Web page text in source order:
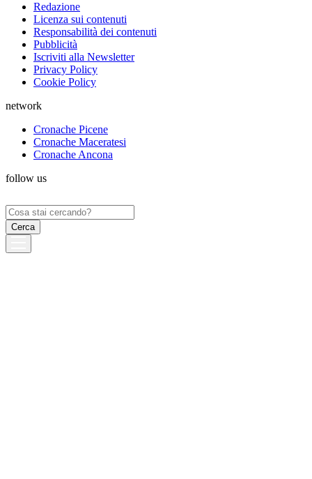
Redazione
Licenza sui contenuti
Responsabilità dei contenuti
Pubblicità
Iscriviti alla Newsletter
Privacy Policy
Cookie Policy
network
Cronache Picene
Cronache Maceratesi
Cronache Ancona
follow us
Ricerca
per: